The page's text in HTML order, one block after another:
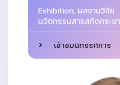
Exhibition, ผลงานวิจัย
นวัตกรรมสารสกัดกระช
เข้าชมนิทรรศการ